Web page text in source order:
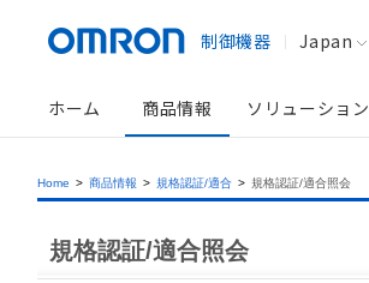
制御機器 Japan
ホーム 商品情報 ソリューション
Home > 商品情報 > 規格認証/適合 > 規格認証/適合照会
規格認証/適合照会